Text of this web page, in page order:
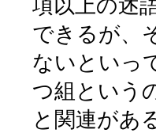
項以上の述
できるが、
ないといっ
つ組という
と関連があ